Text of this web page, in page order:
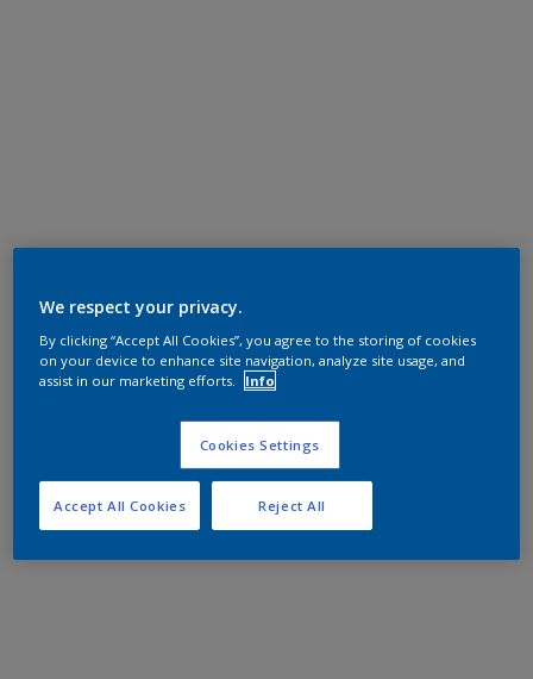
We respect your privacy.
By clicking “Accept All Cookies”, you agree to the storing of cookies
on your device to enhance site navigation, analyze site usage, and
assist in our marketing efforts.
Info
Cookies Settings
Reject All
Accept All Cookies